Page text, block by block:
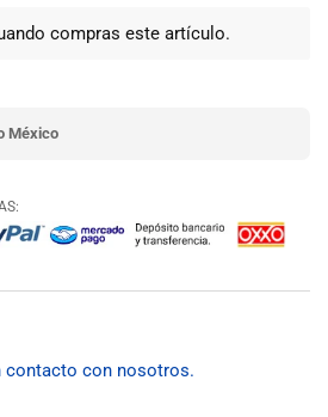
compras este artículo.
México
contacto con nosotros.